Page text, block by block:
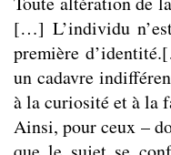
[…] L’individu
première
un cadavre
à la curiosité et à la
Ainsi, pour ceux –